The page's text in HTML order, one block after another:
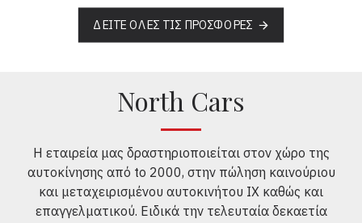
ΔΕΊΤΕ ΌΛΕΣ ΤΙΣ ΠΡΟΣΦΟΡΈΣ
North Cars
Η εταιρεία μας δραστηριοποιείται στον χώρο της
αυτοκίνησης από to 2000, στην πώληση καινούριου
και μεταχειρισμένου αυτοκινήτου IX καθώς και
επαγγελματικού. Ειδικά την τελευταία δεκαετία